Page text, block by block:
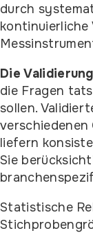
durch
kontinuierliche
Die
die Fragen
sollen.
liefern
Sie
Statistische